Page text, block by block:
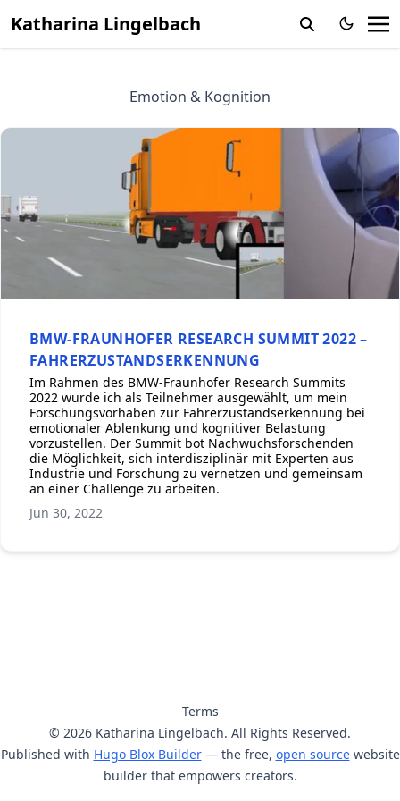
Katharina Lingelbach
Emotion & Kognition
BMW-FRAUNHOFER RESEARCH SUMMIT 2022 –
FAHRERZUSTANDSERKENNUNG
Im Rahmen des BMW-Fraunhofer Research Summits
2022 wurde ich als Teilnehmer ausgewählt, um mein
Forschungsvorhaben zur Fahrerzustandserkennung bei
emotionaler Ablenkung und kognitiver Belastung
vorzustellen. Der Summit bot Nachwuchsforschenden
die Möglichkeit, sich interdisziplinär mit Experten aus
Industrie und Forschung zu vernetzen und gemeinsam
an einer Challenge zu arbeiten.
Jun 30, 2022
Terms
© 2026 Katharina Lingelbach. All Rights Reserved.
Published with Hugo Blox Builder— the free, open sourcewebsite
builder that empowers creators.